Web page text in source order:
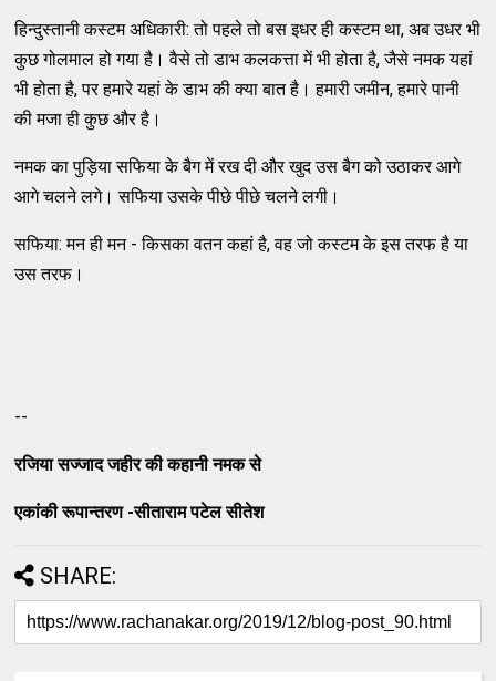
हिन्दुस्तानी कस्टम अधिकारी: तो पहले तो बस इधर ही कस्टम था, अब उधर भी
कुछ गोलमाल हो गया है। वैसे तो डाभ कलकत्ता में भी होता है, जैसे नमक यहां
भी होता है, पर हमारे यहां के डाभ की क्या बात है। हमारी जमीन, हमारे पानी
की मजा ही कुछ और है।
नमक का पुड़िया सफिया के बैग में रख दी और खुद उस बैग को उठाकर आगे
आगे चलने लगे। सफिया उसके पीछे पीछे चलने लगी।
सफिया: मन ही मन - किसका वतन कहां है, वह जो कस्टम के इस तरफ है या
उस तरफ।
--
रजिया सज्जाद जहीर की कहानी नमक से
एकांकी रूपान्तरण -सीताराम पटेल सीतेश
SHARE: